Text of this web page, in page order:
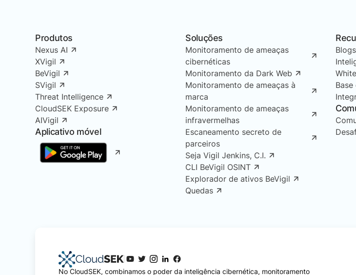
Produtos
Nexus AI
XVigil
BeVigil
SVigil
Threat Intelligence
CloudSEK Exposure
AIVigil
Aplicativo móvel
Soluções
Monitoramento de ameaças
cibernéticas
Monitoramento da Dark Web
Monitoramento de ameaças à
marca
Monitoramento de ameaças
infravermelhas
Escaneamento secreto de
parceiros
Seja Vigil Jenkins, C.I.
CLI BeVigil OSINT
Explorador de ativos BeVigil
Quedas
No CloudSEK, combinamos o poder da inteligência cibernética, monitoramento